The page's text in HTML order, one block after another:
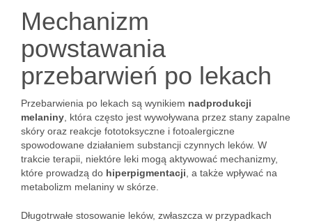
Mechanizm
powstawania
przebarwień po lekach
Przebarwienia po lekach są wynikiem nadprodukcji
melaniny , która często jest wywoływana przez stany zapalne
skóry oraz reakcje fototoksyczne i fotoalergiczne
spowodowane działaniem substancji czynnych leków. W
trakcie terapii, niektóre leki mogą aktywować mechanizmy,
które prowadzą do hiperpigmentacji , a także wpływać na
metabolizm melaniny w skórze.
Długotrwałe stosowanie leków, zwłaszcza w przypadkach